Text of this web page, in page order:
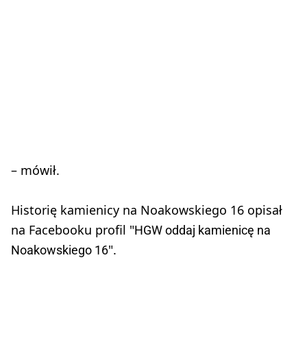
– mówił.
Historię kamienicy na Noakowskiego 16 opisał
na Facebooku profil "HGW oddaj kamienicę na
Noakowskiego 16".